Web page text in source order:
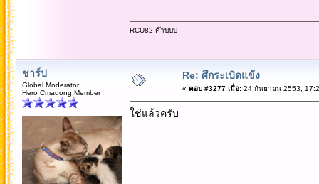
RCU82 ค๊าบบบ
ชาร์ป
Global Moderator
Hero Cmadong Member
Re: ศึกระเบิดแข้ง
« ตอบ #3277 เมื่อ:24 กันยายน 2553,
ใช่แล้วครับ